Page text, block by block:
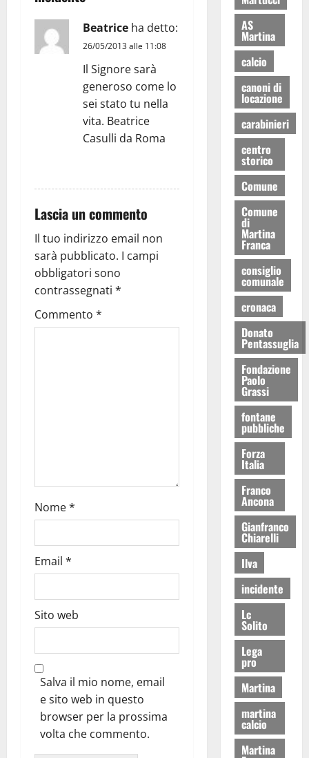
Beatrice ha detto:
26/05/2013 alle 11:08
Il Signore sarà
generoso come lo
sei stato tu nella
vita. Beatrice
Casulli da Roma
Lascia un commento
Il tuo indirizzo email non
sarà pubblicato. I campi
obbligatori sono
contrassegnati *
Commento *
Nome*
Email *
Sito web
Salva il mio nome, email
e sito web in questo
browser per la prossima
volta che commento.
AS
Martina
calcio
canoni di
locazione
carabinieri
centro
storico
Comune
Comune
di
Martina
Franca
consiglio
comunale
cronaca
Donato
Pentassuglia
Fondazione
Paolo
Grassi
fontane
pubbliche
Forza
Italia
Franco
Ancona
Gianfranco
Chiarelli
Ilva
incidente
Lc
Solito
Lega
pro
Martina
martina
calcio
Martina